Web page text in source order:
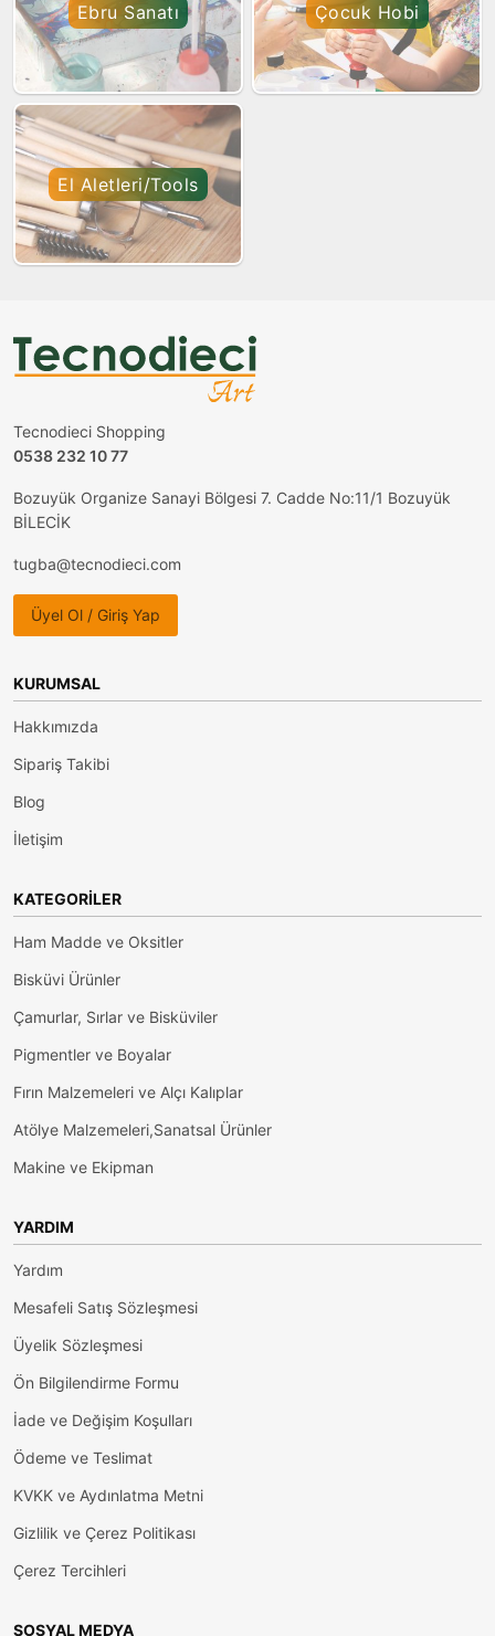
Ebru Sanatı Çocuk Hobi
El Aletleri/Tools
Tecnodieci Shopping
0538 232 10 77
Bozuyük Organize Sanayi Bölgesi 7. Cadde No:11/1 Bozuyük
BİLECİK
tugba@tecnodieci.com
Üyel Ol / Giriş Yap
KURUMSAL
Hakkımızda
Sipariş Takibi
Blog
İletişim
KATEGORILER
Ham Madde ve Oksitler
Bisküvi Ürünler
Çamurlar, Sırlar ve Bisküviler
Pigmentler ve Boyalar
Fırın Malzemeleri ve Alçı Kalıplar
Atölye Malzemeleri,Sanatsal Ürünler
Makine ve Ekipman
YARDIM
Yardım
Mesafeli Satış Sözleşmesi
Üyelik Sözleşmesi
Ön Bilgilendirme Formu
İade ve Değişim Koşulları
Ödeme ve Teslimat
KVKK ve Aydınlatma Metni
Gizlilik ve Çerez Politikası
Çerez Tercihleri
SOSYAL MEDYA